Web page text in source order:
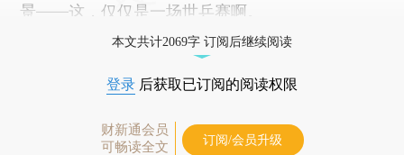
景——这，仅仅是一场世乒赛啊。
本文共计2069字 订阅后继续阅读
登录 后获取已订阅的阅读权限
财新通会员
可畅读全文
订阅/会员升级